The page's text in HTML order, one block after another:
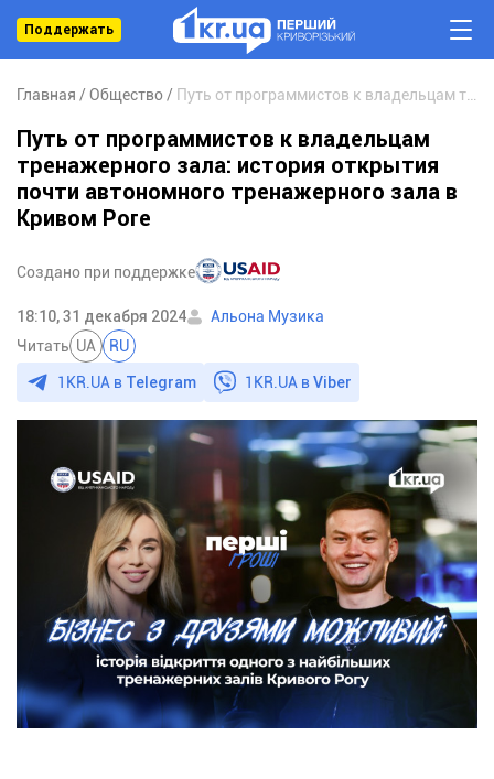
Поддержать
Главная Общество
Путь от программистов к владельцам
тренажерного зала: история открытия
почти автономного тренажерного зала в
Кривом Роге
Создано при поддержке
18:10, 31 декабря 2024
Альона Музика
Читать UA RU
1KR.UA в Telegram 1KR.UA вViber